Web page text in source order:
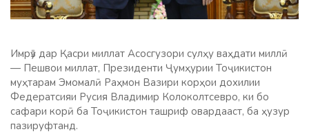
Имрӯз дар Қасри миллат Асосгузори сулҳу ваҳдати миллӣ
— Пешвои миллат, Президенти Ҷумҳурии Тоҷикистон
муҳтарам Эмомалӣ Раҳмон Вазири корҳои дохилии
Федератсияи Русия Владимир Колоколтсевро, ки бо
сафари корӣ ба Тоҷикистон ташриф овардааст, ба ҳузур
пазируфтанд.